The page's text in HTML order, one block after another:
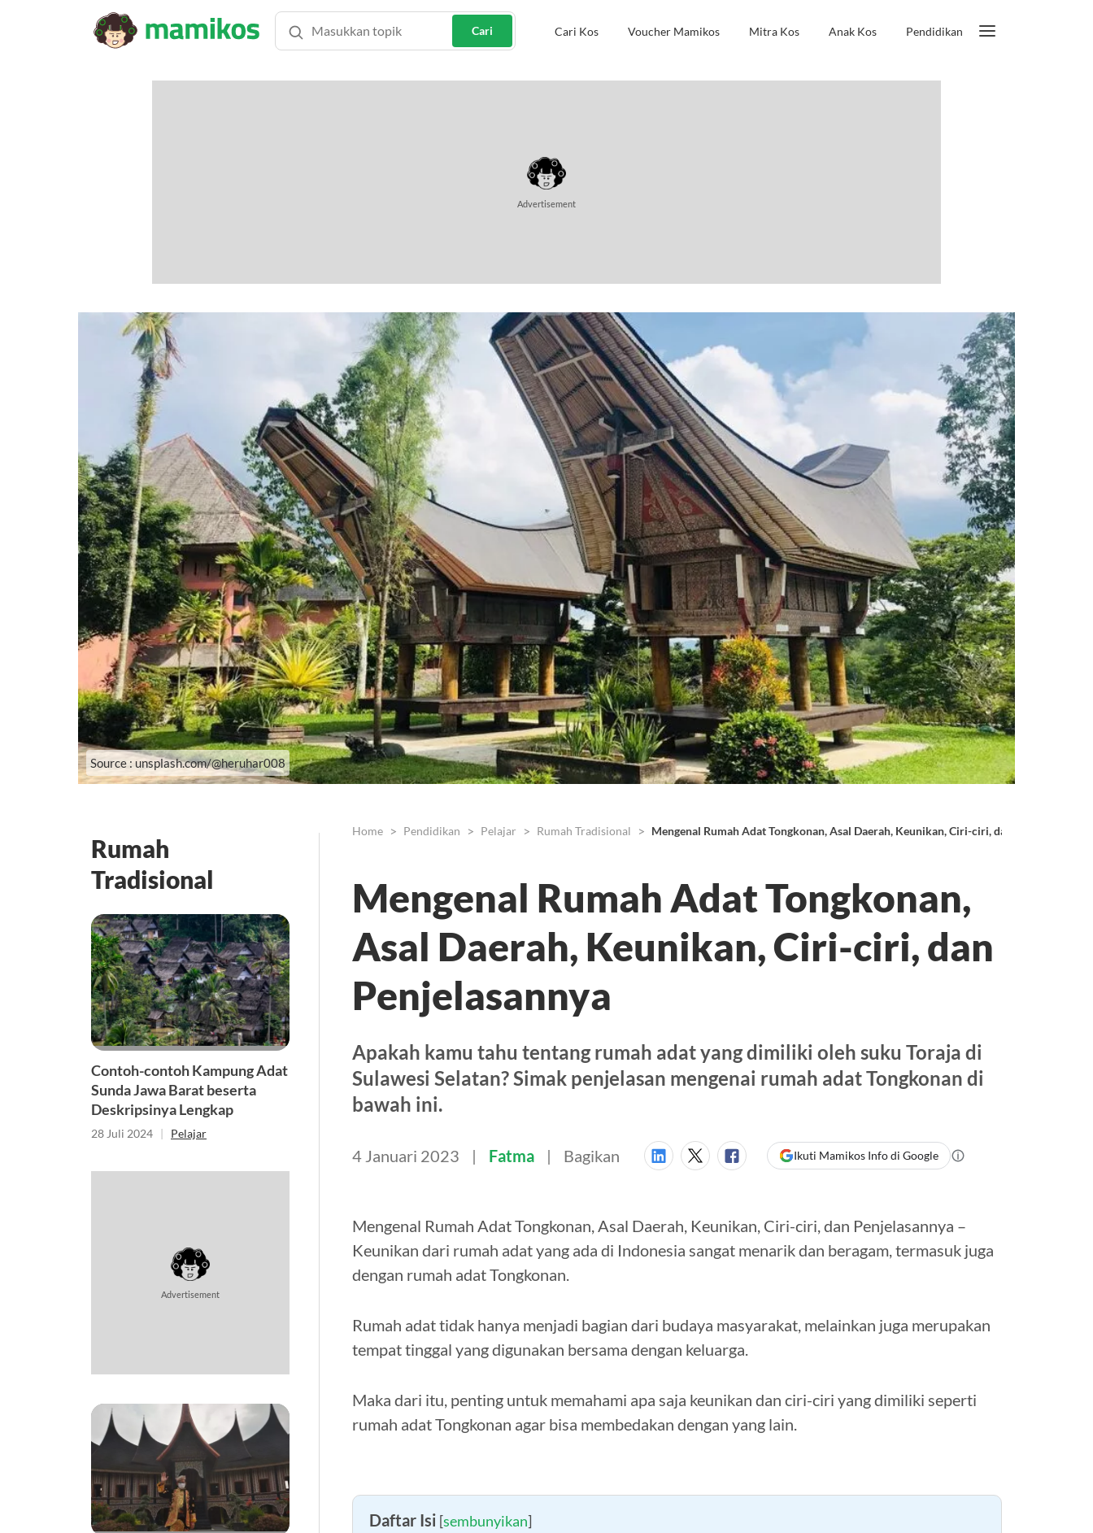
Cari Cari Kos Voucher Mamikos Mitra Kos Anak Kos Pendidikan
Advertisement
Source : unsplash.com/@heruhar008
Rumah
Tradisional
Contoh-contoh Kampung Adat
Sunda Jawa Barat beserta
Deskripsinya Lengkap
28 Juli 2024 | Pelajar
Advertisement
Home Pendidikan Pelajar Rumah Tradisional Mengenal Rumah Adat Tongkonan, Asal Daerah, Keunikan, Ciri-ciri, dan Penjelasannya
Mengenal Rumah Adat Tongkonan,
Asal Daerah, Keunikan, Ciri-ciri, dan
Penjelasannya
Apakah kamu tahu tentang rumah adat yang dimiliki oleh suku Toraja di
Sulawesi Selatan? Simak penjelasan mengenai rumah adat Tongkonan di
bawah ini.
4 Januari 2023 Fatma Bagikan Ikuti Mamikos Info di Google
Mengenal Rumah Adat Tongkonan, Asal Daerah, Keunikan, Ciri-ciri, dan Penjelasannya –
Keunikan dari rumah adat yang ada di Indonesia sangat menarik dan beragam, termasuk juga
dengan rumah adat Tongkonan.
Rumah adat tidak hanya menjadi bagian dari budaya masyarakat, melainkan juga merupakan
tempat tinggal yang digunakan bersama dengan keluarga.
Maka dari itu, penting untuk memahami apa saja keunikan dan ciri-ciri yang dimiliki seperti
rumah adat Tongkonan agar bisa membedakan dengan yang lain.
Daftar Isi [sembunyikan]